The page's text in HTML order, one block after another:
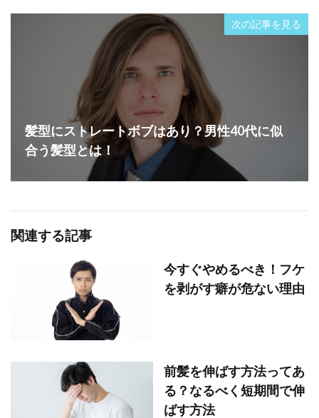
次の記事を見る
髪型にストレートボブはあり？男性40代に似
合う髪型とは！
関連する記事
今すぐやめるべき！フケ
を剥がす癖が危ない理由
前髪を伸ばす方法ってあ
る？なるべく短期間で伸
ばす方法